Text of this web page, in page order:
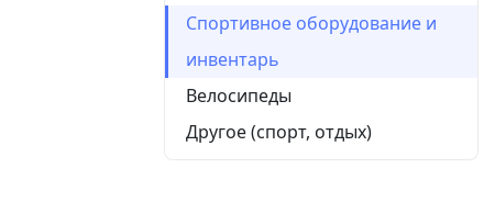
Спортивное оборудование и
инвентарь
Велосипеды
Другое (спорт, отдых)